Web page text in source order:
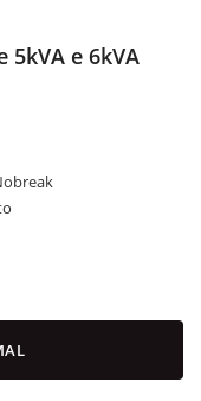
5kVA e 6kVA